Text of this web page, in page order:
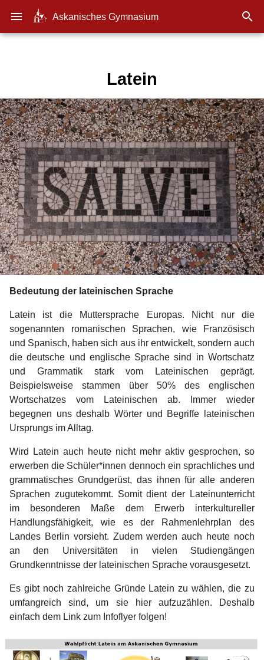
menu Askanisches Gymnasium 
Latein
Bedeutung der lateinischen Sprache
Latein ist die Muttersprache Europas. Nicht nur die
sogenannten romanischen Sprachen, wie Französisch
und Spanisch, haben sich aus ihr entwickelt, sondern auch
die deutsche und englische Sprache sind in Wortschatz
und Grammatik stark vom Lateinischen geprägt.
Beispielsweise stammen über 50% des englischen
Wortschatzes vom Lateinischen ab. Immer wieder
begegnen uns deshalb Wörter und Begriffe lateinischen
Ursprungs im Alltag.
Wird Latein auch heute nicht mehr aktiv gesprochen, so
erwerben die Schüler*innen dennoch ein sprachliches und
grammatisches Grundgerüst, das ihnen für alle anderen
Sprachen zugutekommt. Somit dient der Lateinunterricht
im besonderen Maße dem Erwerb interkultureller
Handlungsfähigkeit, wie es der Rahmenlehrplan des
Landes Berlin vorsieht. Zudem werden auch heute noch
an den Universitäten in vielen Studiengängen
Grundkenntnisse der lateinischen Sprache vorausgesetzt.
Es gibt noch zahlreiche Gründe Latein zu wählen, die zu
umfangreich sind, um sie hier aufzuzählen. Deshalb
einfach dem Link zum Infoflyer folgen!